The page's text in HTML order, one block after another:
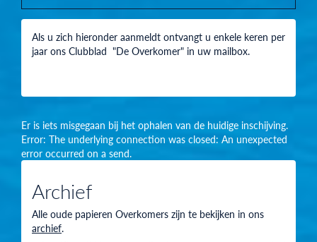
Als u zich hieronder aanmeldt ontvangt u enkele keren per
jaar ons Clubblad "De Overkomer" in uw mailbox.
Er is iets misgegaan bij het ophalen van de huidige inschijving.
Error: The underlying connection was closed: An unexpected
error occurred on a send.
Archief
Alle oude papieren Overkomers zijn te bekijken in ons
archief.